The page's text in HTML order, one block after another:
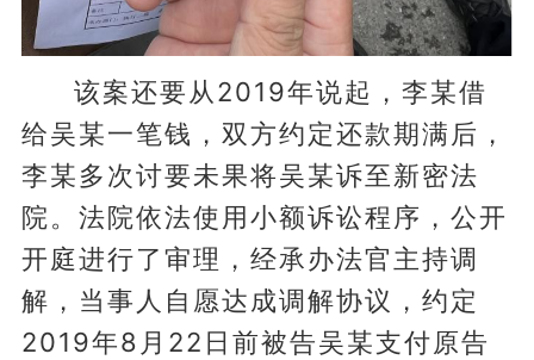
该案还要从2019年说起，李某借
给吴某一笔钱，双方约定还款期满后，
李某多次讨要未果将吴某诉至新密法
院。法院依法使用小额诉讼程序，公开
开庭进行了审理，经承办法官主持调
解，当事人自愿达成调解协议，约定
2019年8月22日前被告吴某支付原告